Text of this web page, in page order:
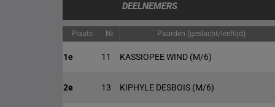
DEELNEMERS
Plaats Nr. Paarden (geslacht/leeftijd)
1e 11 KASSIOPEE WIND (M/6)
2e 13 KIPHYLE DESBOIS (M/6)